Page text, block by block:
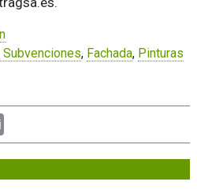
, Fachada, Pinturas
Email